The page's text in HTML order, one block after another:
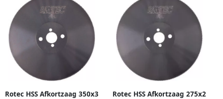
Rotec HSS Afkortzaag 350x3
Rotec HSS Afkortzaag 275x2